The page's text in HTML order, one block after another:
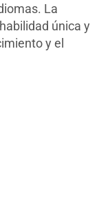
La
única y
y el